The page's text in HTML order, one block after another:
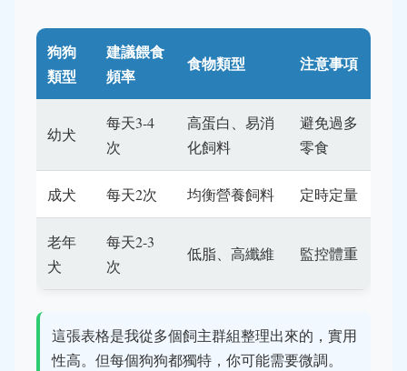
狗狗
類型
建議餵食
頻率
食物類型 注意事項
幼犬
每天3-4
次
高蛋白、易消
化飼料
避免過多
零食
成犬 每天2次 均衡營養飼料 定時定量
老年
犬
每天2-3
次
低脂、高纖維 監控體重
這張表格是我從多個飼主群組整理出來的，實用
性高。但每個狗狗都獨特，你可能需要微調。